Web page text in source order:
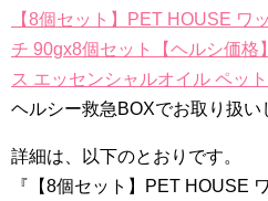
【8個セット】PET HOUSE ワ
チ 90gx8個セット【ヘルシ価格
ス エッセンシャルオイル ペッ
ヘルシー救急BOXでお取り扱い
詳細は、以下のとおりです。
『【8個セット】PET HOUSE